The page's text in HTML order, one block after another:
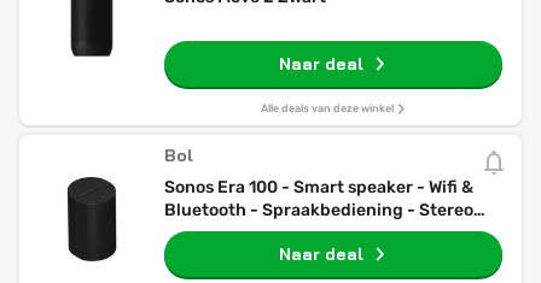
Naar deal
Alle deals van deze winkel
Bol
Sonos Era 100 - Smart speaker - Wifi &
Bluetooth - Spraakbediening - Stereo
geluid - Zwart
Naar deal